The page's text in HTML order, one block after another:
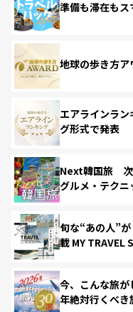
準備も滞在も
地球の歩き方
エアラインラ
グ形式で発表
Next韓国旅 次
グルメ・テクニ
旬な“あの人”
載 MY TRAVEL
今、こんな旅
年絶対行くべき